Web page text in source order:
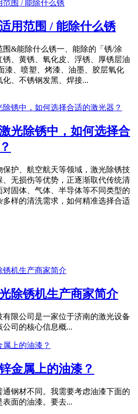
用范围 / 能除什么锈
围&能除什么锈一、能除的「锈/涂
锈、黄锈、氧化皮、浮锈、厚锈层油
漆、喷塑、烤漆、油墨、胶层氧化
化、不锈钢发黑、焊接...
光除锈中，如何选择合
保护、航空航天等领域，激光除锈技
、无损伤等优势，正逐渐取代传统清
对固体、气体、半导体等不同类型的
多样的清洗需求，如何精准选择合适
除锈机生产商家简介
有限公司是一家位于济南的激光设备
司的核心信息概...
金属上的油漆？
通钢材不同。我需要考虑油漆下面的
面的油漆。要去...